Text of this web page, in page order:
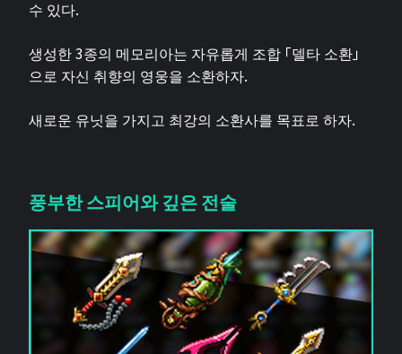
수 있다.
생성한 3종의 메모리아는 자유롭게 조합 「델타 소환」
으로 자신 취향의 영웅을 소환하자.
새로운 유닛을 가지고 최강의 소환사를 목표로 하자.
풍부한 스피어와 깊은 전술